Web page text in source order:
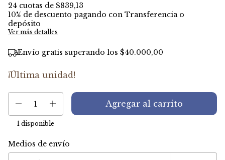
24 cuotas de $839,13
10% de descuento pagando con Transferencia o
depósito
Ver más detalles
Envío gratis superando los $40.000,00
¡Última unidad!
1 disponible
Entregas para el CP:
Medios de envío